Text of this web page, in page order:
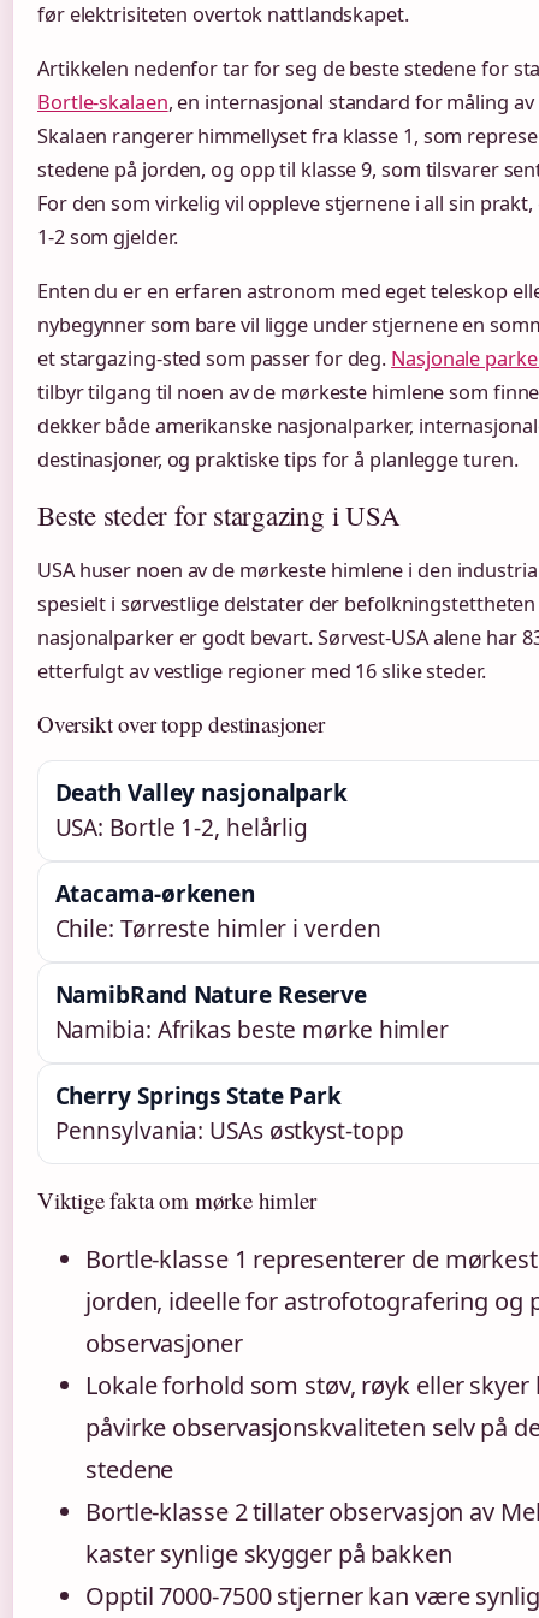
før elektrisiteten overtok nattlandskapet.
Artikkelen nedenfor tar for seg de beste stedene for
Bortle-skalaen, en internasjonal standard for måling
Skalaen rangerer himmellyset fra klasse 1, som
stedene på jorden, og opp til klasse 9, som tilsvarer
For den som virkelig vil oppleve stjernene i all sin
1-2 som gjelder.
Enten du er en erfaren astronom med eget teleskop
nybegynner som bare vil ligge under stjernene en
et stargazing-sted som passer for deg. Nasjonale
tilbyr tilgang til noen av de mørkeste himlene som
dekker både amerikanske nasjonalparker,
destinasjoner, og praktiske tips for å planlegge turen.
Beste steder for stargazing i USA
USA huser noen av de mørkeste himlene i den
spesielt i sørvestlige delstater der befolkningstettheten
nasjonalparker er godt bevart. Sørvest-USA alene har
etterfulgt av vestlige regioner med 16 slike steder.
Oversikt over topp destinasjoner
Death Valley nasjonalpark
USA: Bortle 1-2, helårlig
Atacama-ørkenen
Chile: Tørreste himler i verden
NamibRand Nature Reserve
Namibia: Afrikas beste mørke himler
Cherry Springs State Park
Pennsylvania: USAs østkyst-topp
Viktige fakta om mørke himler
Bortle-klasse 1 representerer de
jorden, ideelle for astrofotografering og
observasjoner
Lokale forhold som støv, røyk eller
påvirke observasjonskvaliteten selv på
stedene
Bortle-klasse 2 tillater observasjon av
kaster synlige skygger på bakken
Opptil 7000-7500 stjerner kan være